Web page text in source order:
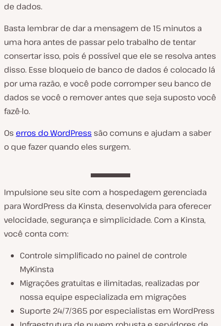
de dados.
Basta lembrar de dar a mensagem de 15 minutos a
uma hora antes de passar pelo trabalho de tentar
consertar isso, pois é possível que ele se resolva antes
disso. Esse bloqueio de banco de dados é colocado lá
por uma razão, e você pode corromper seu banco de
dados se você o remover antes que seja suposto você
fazê-lo.
Os erros do WordPress são comuns e ajudam a saber
o que fazer quando eles surgem.
Impulsione seu site com a hospedagem gerenciada
para WordPress da Kinsta, desenvolvida para oferecer
velocidade, segurança e simplicidade. Com a Kinsta,
você conta com:
Controle simplificado no painel de controle
MyKinsta
Migrações gratuitas e ilimitadas, realizadas por
nossa equipe especializada em migrações
Suporte 24/7/365 por especialistas em WordPress